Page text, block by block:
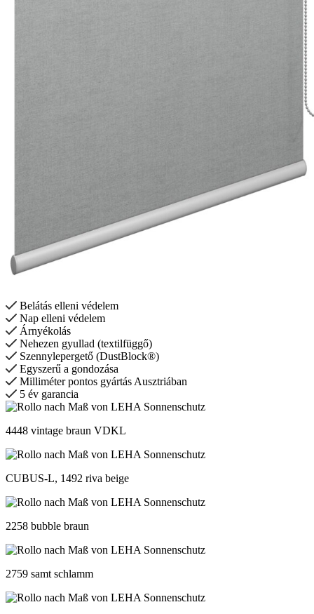
Belátás elleni védelem
Nap elleni védelem
Árnyékolás
Nehezen gyullad (textilfüggő)
Szennylepergető (DustBlock®)
Egyszerű a gondozása
Milliméter pontos gyártás Ausztriában
5 év garancia
4448 vintage braun VDKL
CUBUS-L, 1492 riva beige
2258 bubble braun
2759 samt schlamm